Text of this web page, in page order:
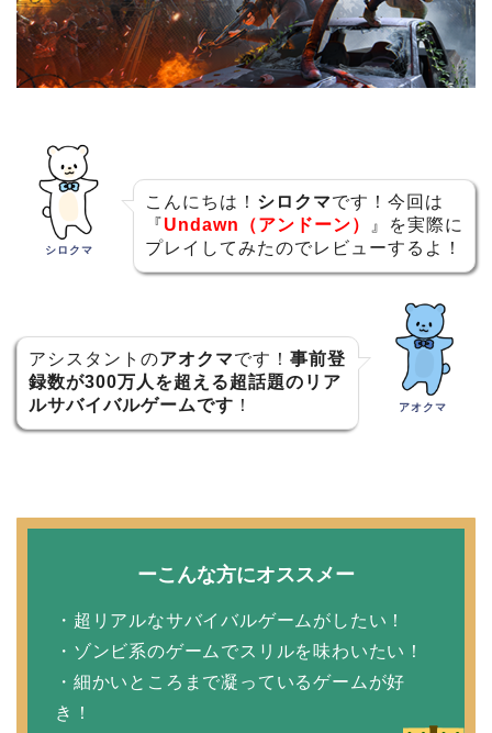
シロクマ
こんにちは！ シロクマです！今回は
『Undawn（アンドーン）
』を実際に
プレイしてみたのでレビューするよ！
アシスタントのアオクマです！ 事前登
録数が300万人を超える超話題のリア
ルサバイバルゲームです ！ アオクマ
ーこんな方にオススメー
・超リアルなサバイバルゲームがしたい！
・ゾンビ系のゲームでスリルを味わいたい！
・細かいところまで凝っているゲームが好
き！